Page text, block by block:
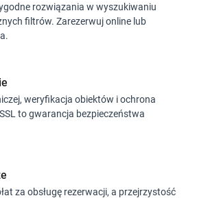
rozwiązania w wyszukiwaniu
filtrów. Zarezerwuj online lub
weryfikacja obiektów i ochrona
to gwarancja bezpieczeństwa
za obsługę rezerwacji, a przejrzystość